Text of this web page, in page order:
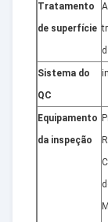
Tratamento
de superfície
Sistema do
QC
Equipamento
da inspeção